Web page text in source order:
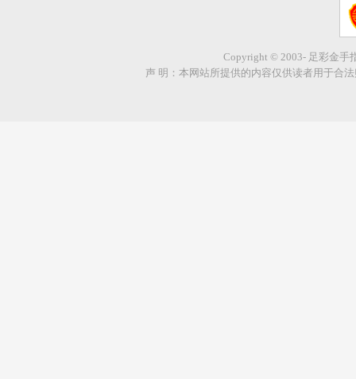
Copyright © 2003- 足彩金手
声 明：本网站所提供的内容仅供读者用于合